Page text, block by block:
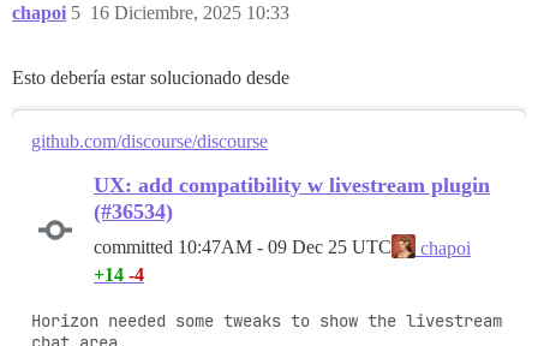
chapoi 16 Diciembre, 2025 10:33
5
Esto debería estar solucionado desde
github.com/discourse/discourse
UX: add compatibility w livestream plugin
(#36534)
committed 10:47AM - 09 Dec 25 UTC
chapoi
+14 -4
Horizon needed some tweaks to show the livestream